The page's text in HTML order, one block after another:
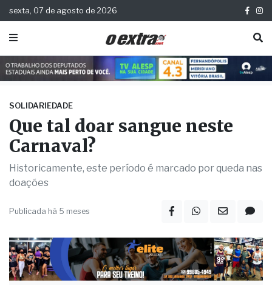
sexta, 07 de agosto de 2026
SOLIDARIEDADE
Que tal doar sangue neste
Carnaval?
doações
Publicada há 5 meses